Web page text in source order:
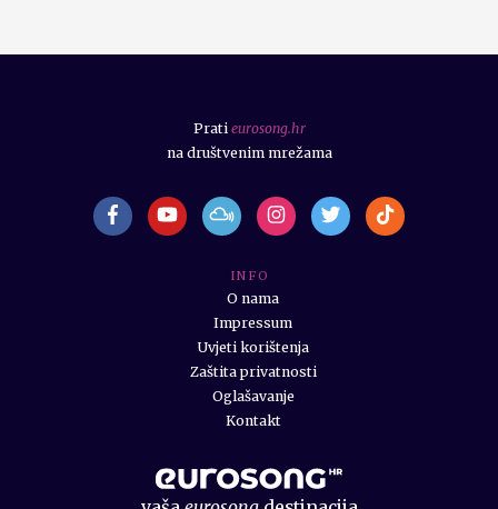
I N F O
O nama
Impressum
Uvjeti korištenja
Zaštita privatnosti
Oglašavanje
Kontakt
Prati eurosong.hr
na društvenim mrežama